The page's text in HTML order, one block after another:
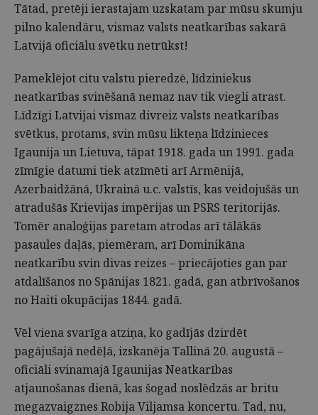
Tātad, pretēji ierastajam uzskatam par mūsu skumju
pilno kalendāru, vismaz valsts neatkarības sakarā
Latvijā oficiālu svētku netrūkst!
Pameklējot citu valstu pieredzē, līdziniekus
neatkarības svinēšanā nemaz nav tik viegli atrast.
Līdzīgi Latvijai vismaz divreiz valsts neatkarības
svētkus, protams, svin mūsu likteņa līdzinieces
Igaunija un Lietuva, tāpat 1918. gada un 1991. gada
zīmīgie datumi tiek atzīmēti arī Armēnijā,
Azerbaidžānā, Ukrainā u.c. valstīs, kas veidojušās un
atradušās Krievijas impērijas un PSRS teritorijās.
Tomēr analoģijas paretam atrodas arī tālākās
pasaules daļās, piemēram, arī Dominikāna
neatkarību svin divas reizes – priecājoties gan par
atdalīšanos no Spānijas 1821. gadā, gan atbrīvošanos
no Haiti okupācijas 1844. gadā.
Vēl viena svarīga atziņa, ko gadījās dzirdēt
pagājušajā nedēļā, izskanēja Tallinā 20. augustā –
oficiāli svinamajā Igaunijas Neatkarības
atjaunošanas dienā, kas šogad noslēdzās ar britu
megazvaigznes Robija Viljamsa koncertu. Tad, nu,